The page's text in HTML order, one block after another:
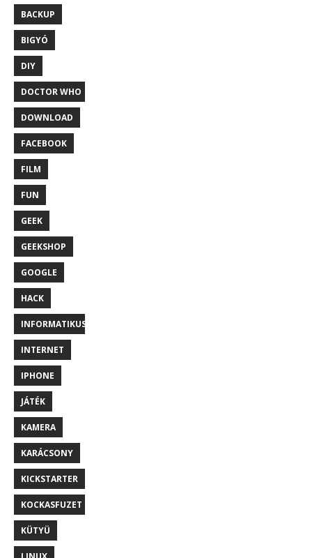
BACKUP
BIGYÓ
DIY
DOCTOR WHO
DOWNLOAD
FACEBOOK
FILM
FUN
GEEK
GEEKSHOP
GOOGLE
HACK
INFORMATIKUS
INTERNET
IPHONE
JÁTÉK
KAMERA
KARÁCSONY
KICKSTARTER
KOCKASFUZET
KÜTYÜ